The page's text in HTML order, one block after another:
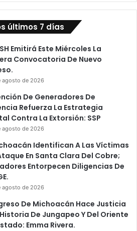
últimos 7 días
Emitirá Este Miércoles La
Convocatoria De Nuevo
agosto de 2026
De Generadores De
Refuerza La Estrategia
Contra La Extorsión: SSP
agosto de 2026
Identifican A Las Víctimas
En Santa Clara Del Cobre;
Entorpecen Diligencias De
agosto de 2026
De Michoacán Hace Justicia
De Jungapeo Y Del Oriente
Emma Rivera.